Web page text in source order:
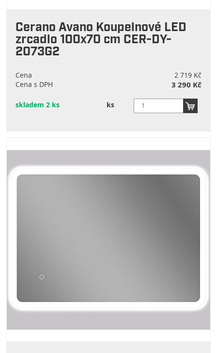
Cerano Avano Koupelnové LED
zrcadlo 100x70 cm CER-DY-
2073G2
Cena
2 719 Kč
Cena s DPH
3 290 Kč
skladem 2 ks ks